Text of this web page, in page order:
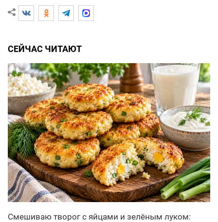
СЕЙЧАС ЧИТАЮТ
Смешиваю творог с яйцами и зелёным луком: